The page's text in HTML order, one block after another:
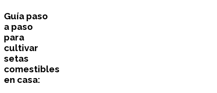
Guía paso
a paso
para
cultivar
setas
comestibles
en casa: